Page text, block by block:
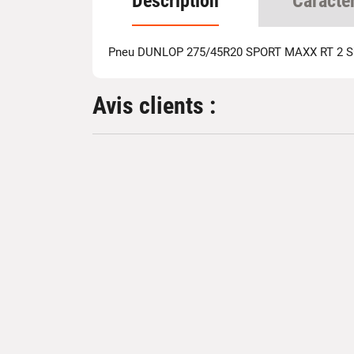
Pneu DUNLOP 275/45R20 SPORT MAXX RT 2
Avis clients :